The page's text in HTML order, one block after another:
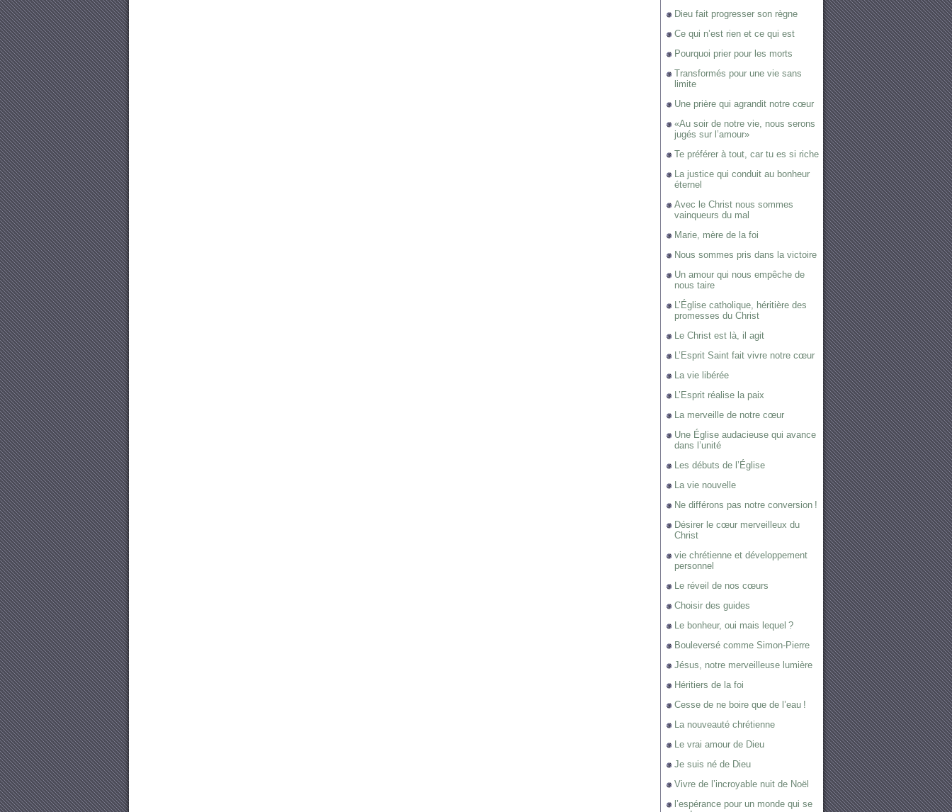
Dieu fait progresser son règne
Ce qui n’est rien et ce qui est
Pourquoi prier pour les morts
Transformés pour une vie sans
limite
Une prière qui agrandit notre cœur
«Au soir de notre vie, nous serons
jugés sur l’amour»
Te préférer à tout, car tu es si riche
La justice qui conduit au bonheur
éternel
Avec le Christ nous sommes
vainqueurs du mal
Marie, mère de la foi
Nous sommes pris dans la victoire
Un amour qui nous empêche de
nous taire
L’Église catholique, héritière des
promesses du Christ
Le Christ est là, il agit
L’Esprit Saint fait vivre notre cœur
La vie libérée
L’Esprit réalise la paix
La merveille de notre cœur
Une Église audacieuse qui avance
dans l’unité
Les débuts de l’Église
La vie nouvelle
Ne différons pas notre conversion !
Désirer le cœur merveilleux du
Christ
vie chrétienne et développement
personnel
Le réveil de nos cœurs
Choisir des guides
Le bonheur, oui mais lequel ?
Bouleversé comme Simon-Pierre
Jésus, notre merveilleuse lumière
Héritiers de la foi
Cesse de ne boire que de l’eau !
La nouveauté chrétienne
Le vrai amour de Dieu
Je suis né de Dieu
Vivre de l’incroyable nuit de Noël
l’espérance pour un monde qui se